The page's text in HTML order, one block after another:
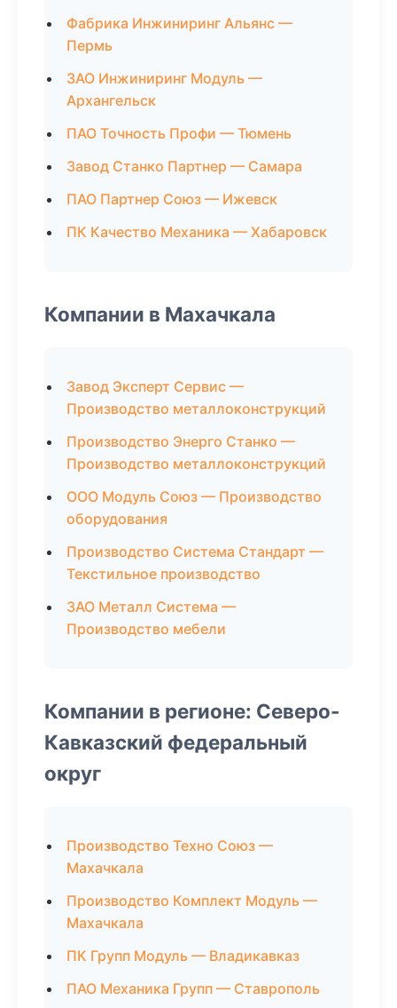
Фабрика Инжиниринг Альянс —
Пермь
ЗАО Инжиниринг Модуль —
Архангельск
ПАО Точность Профи — Тюмень
Завод Станко Партнер — Самара
ПАО Партнер Союз — Ижевск
ПК Качество Механика — Хабаровск
Компании в Махачкала
Завод Эксперт Сервис —
Производство металлоконструкций
Производство Энерго Станко —
Производство металлоконструкций
ООО Модуль Союз — Производство
оборудования
Производство Система Стандарт —
Текстильное производство
ЗАО Металл Система —
Производство мебели
Компании в регионе: Северо-
Кавказский федеральный
округ
Производство Техно Союз —
Махачкала
Производство Комплект Модуль —
Махачкала
ПК Групп Модуль — Владикавказ
ПАО Механика Групп — Ставрополь